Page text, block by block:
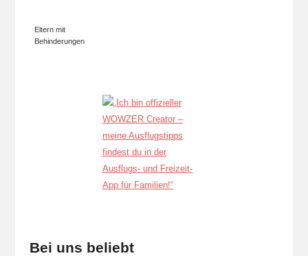
Eltern mit
Behinderungen
Bei uns beliebt